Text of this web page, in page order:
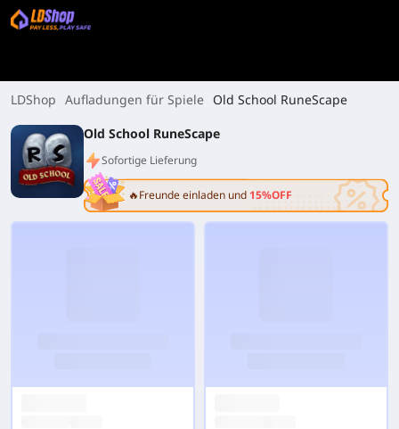
LDShop Aufladungen für Spiele
Old School RuneScape
Old School RuneScape
Sofortige Lieferung
🔥Freunde einladen und 15%OFF